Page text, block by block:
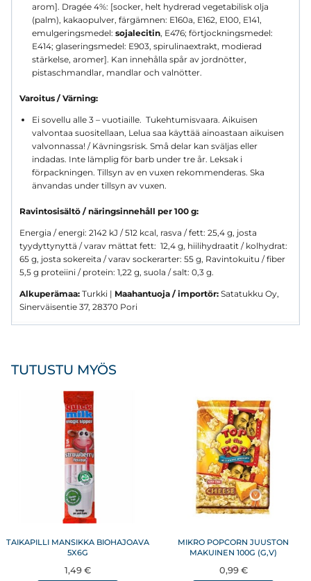
arom]. Dragée 4%: [socker, helt hydrerad vegetabilisk olja
(palm), kakaopulver, färgämnen: E160a, E162, E100, E141,
emulgeringsmedel: sojalecitin, E476; förtjockningsmedel:
E414; glaseringsmedel: E903, spirulinaextrakt, modierad
stärkelse, aromer]. Kan innehålla spår av jordnötter,
pistaschmandlar, mandlar och valnötter.
Varoitus / Värning:
Ei sovellu alle 3 – vuotiaille. Tukehtumisvaara. Aikuisen
valvontaa suositellaan, Lelua saa käyttää ainoastaan aikuisen
valvonnassa! / Kävningsrisk. Små delar kan sväljas eller
indadas. Inte lämplig för barb under tre år. Leksak i
förpackningen. Tillsyn av en vuxen rekommenderas. Ska
änvandas under tillsyn av vuxen.
Ravintosisältö / näringsinnehåll per 100 g:
Energia / energi: 2142 kJ / 512 kcal, rasva / fett: 25,4 g, josta
tyydyttynyttä / varav mättat fett: 12,4 g, hiilihydraatit / kolhydrat:
65 g, josta sokereita / varav sockerarter: 55 g, Ravintokuitu / fiber
5,5 g proteiini / protein: 1,22 g, suola / salt: 0,3 g.
Alkuperämaa: Turkki | Maahantuoja / importör: Satatukku Oy,
Sinerväisentie 37, 28370 Pori
TUTUSTU MYÖS
TAIKAPILLI MANSIKKA BIOHAJOAVA
5X6G
1,49 €
MIKRO POPCORN JUUSTON
MAKUINEN 100G (G,V)
0,99 €